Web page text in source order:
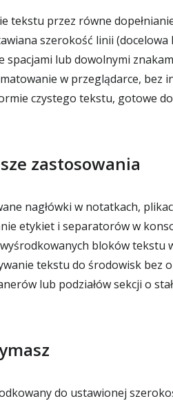
tekstu przez równe
szerokość linii (docelowa
spacjami lub dowolnymi
w przeglądarce, bez
czystego tekstu, gotowe
zastosowania
nagłówki w notatkach,
etykiet i separatorów w
bloków tekstu w
tekstu do środowisk bez
lub podziałów sekcji o
do ustawionej